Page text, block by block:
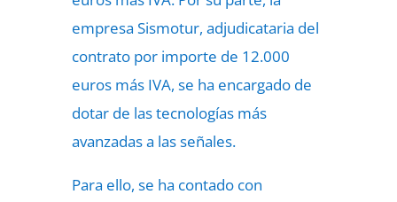
empresa Sismotur, adjudicataria del
contrato por importe de 12.000
euros más IVA, se ha encargado de
dotar de las tecnologías más
avanzadas a las señales.
Para ello, se ha contado con